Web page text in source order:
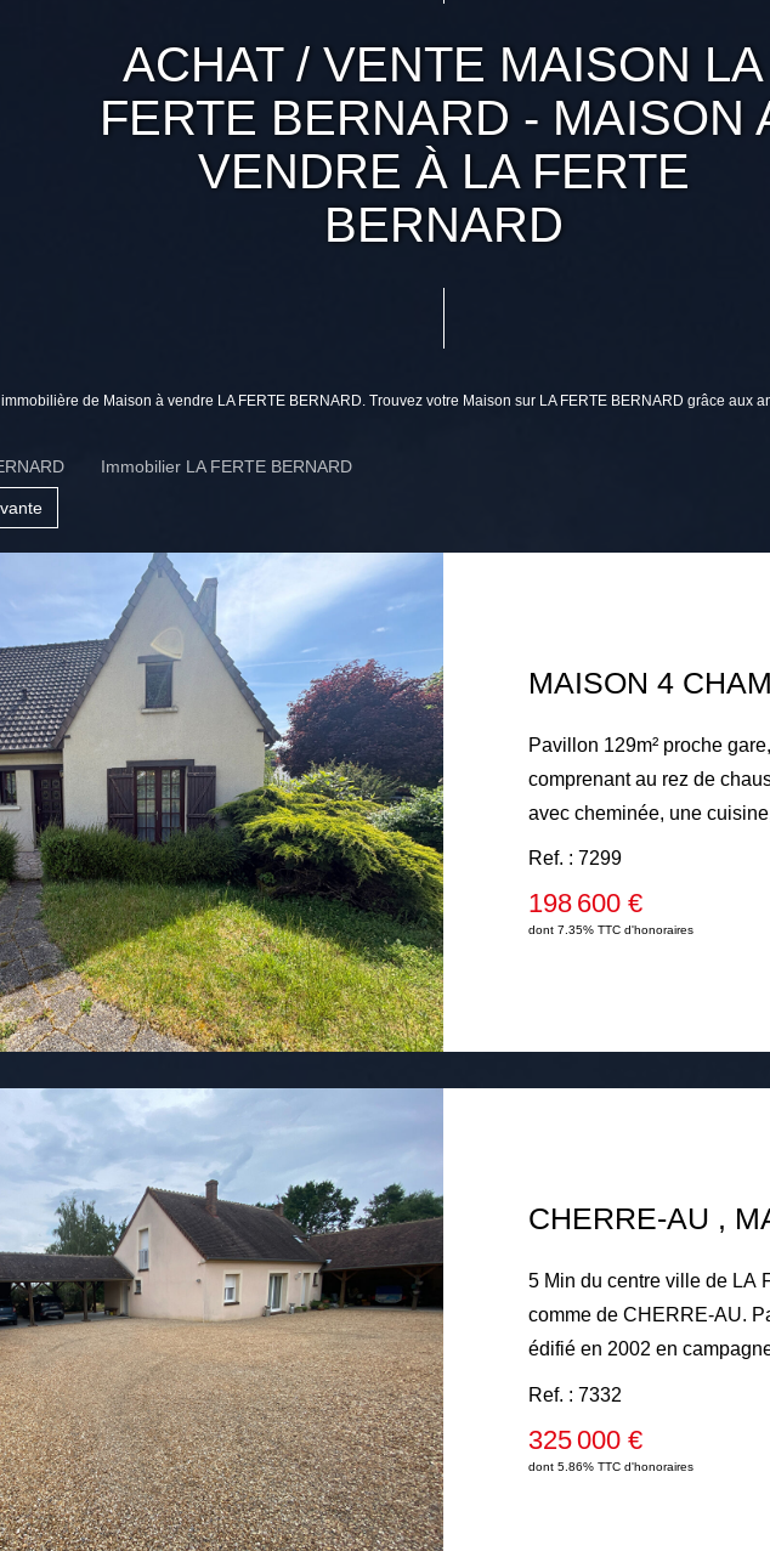
ACHAT / VENTE MAISON LA
FERTE BERNARD - MAISON
VENDRE À LA FERTE
BERNARD
de Maison à vendre LA FERTE BERNARD. Trouvez votre Maison sur LA FERTE BERNARD grâce aux
Immobilier LA FERTE BERNARD
Pavillon 129m² proche
comprenant au rez de chaussée une entrée, un salon-séjour
avec cheminée, une
bains. A l'étage palier, deux
wc, une salle de jeux.
terrasse . Chauffage gaz
Ref. : 7299
198 600 €
dont 7.35% TTC d'honoraires
5 Min du centre ville de LA
comme de CHERRE-AU.
édifié en 2002 en
au rez-de-chaussée : une
cheminée insert, une
une chambre, une salle de
une chaufferie. A l'étage :
Ref. : 7332
325 000 €
dont 5.86% TTC d'honoraires